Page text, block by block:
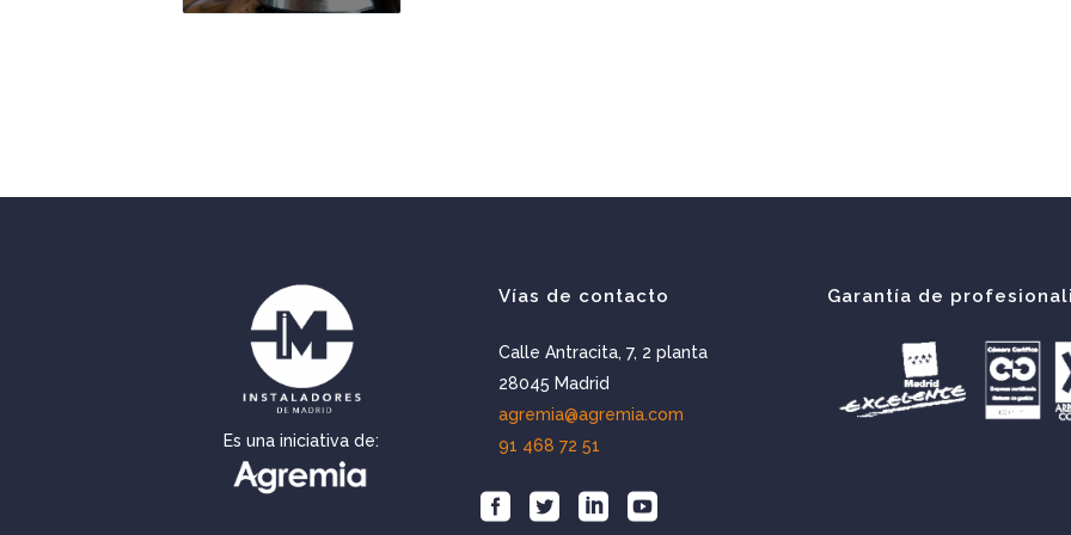
Es una iniciativa de:
Vías de contacto
Calle Antracita, 7, 2 planta
28045 Madrid
agremia@agremia.com
91 468 72 51
Garantía de